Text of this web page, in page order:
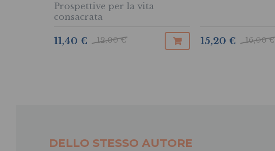
Prospettive per la vita
consacrata
12,00 €
11,40 € 16,00 €
15,20 €
DELLO STESSO AUTORE